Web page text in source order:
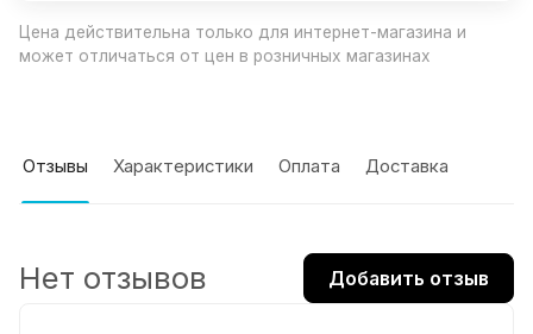
Цена действительна только для интернет-магазина и
может отличаться от цен в розничных магазинах
Отзывы Характеристики Оплата Доставка
Нет отзывов Добавить отзыв